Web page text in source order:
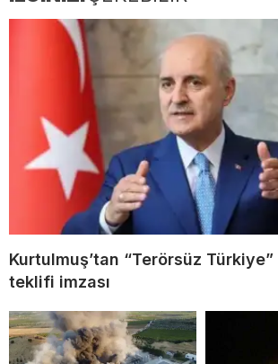
Kurtulmuş’tan “Terörsüz
teklifi imzası